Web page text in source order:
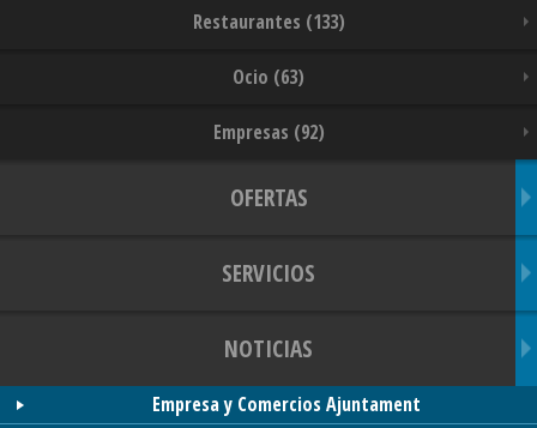
Restaurantes (133)
Ocio (63)
Empresas (92)
OFERTAS
SERVICIOS
NOTICIAS
Empresa y Comercios Ajuntament